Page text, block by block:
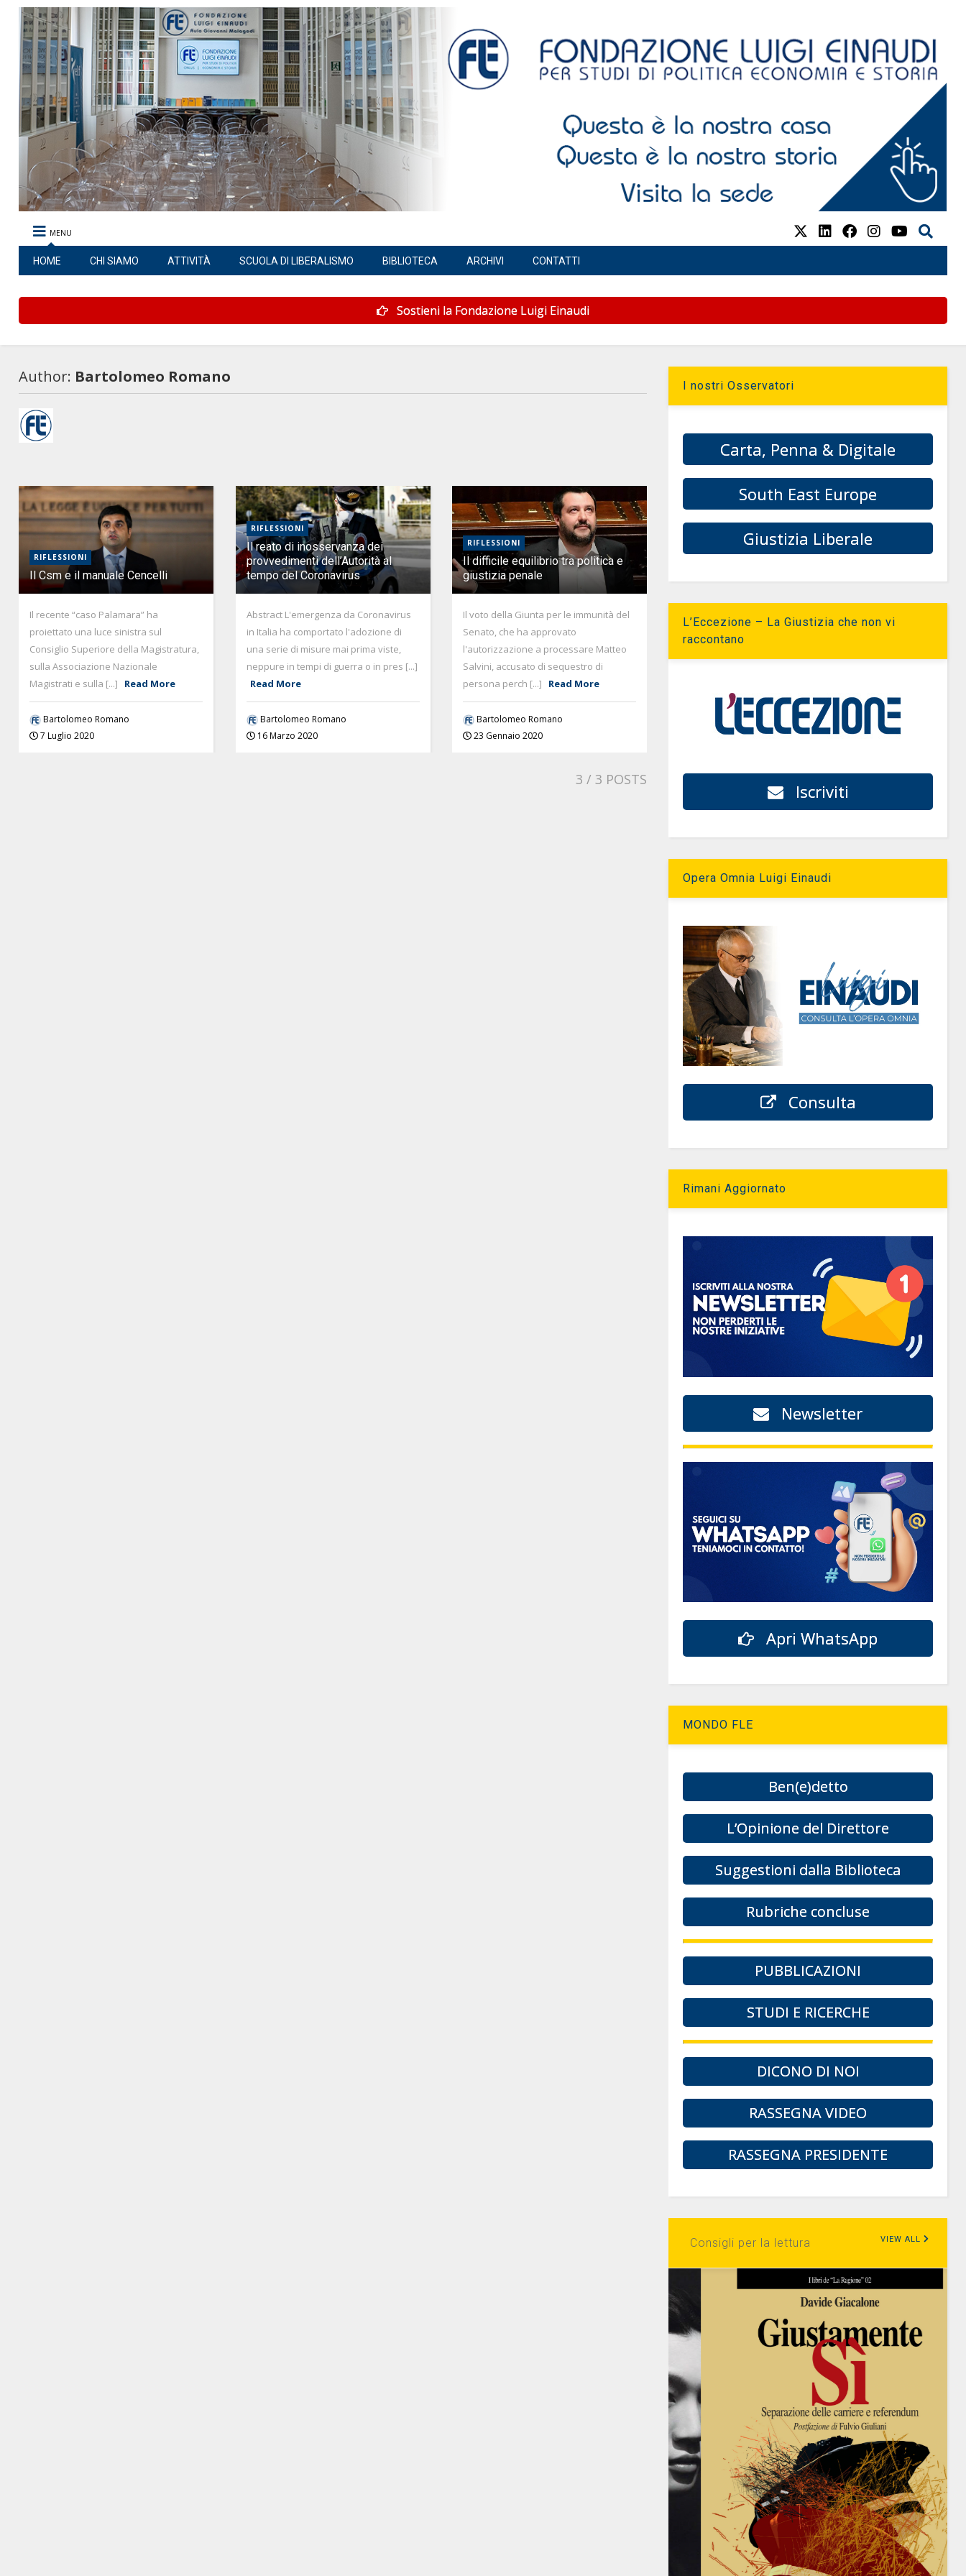
MENU
HOME CHI SIAMO ATTIVITÀ SCUOLA DI LIBERALISMO BIBLIOTECA ARCHIVI CONTATTI
Sostieni la Fondazione Luigi Einaudi
Author: Bartolomeo Romano
RIFLESSIONI
Il Csm e il manuale Cencelli
Il recente “caso Palamara” ha
proiettato una luce sinistra sul
Consiglio Superiore della Magistratura,
sulla Associazione Nazionale
Magistrati e sulla [...]
Read More
Bartolomeo Romano
7 Luglio 2020
RIFLESSIONI
Il reato di inosservanza dei
provvedimenti dell’Autorità al
tempo del Coronavirus
Abstract L'emergenza da Coronavirus
in Italia ha comportato l'adozione di
una serie di misure mai prima viste,
neppure in tempi di guerra o in pres [...]
Read More
Bartolomeo Romano
16 Marzo 2020
RIFLESSIONI
Il difficile equilibrio tra politica e
giustizia penale
Il voto della Giunta per le immunità del
Senato, che ha approvato
l'autorizzazione a processare Matteo
Salvini, accusato di sequestro di
persona perch [...]
Read More
Bartolomeo Romano
23 Gennaio 2020
3 / 3 POSTS
I nostri Osservatori
Carta, Penna & Digitale
South East Europe
Giustizia Liberale
L’Eccezione – La Giustizia che non vi
raccontano
Iscriviti
Opera Omnia Luigi Einaudi
Consulta
Rimani Aggiornato
Newsletter
Apri WhatsApp
MONDO FLE
Ben(e)detto
L’Opinione del Direttore
Suggestioni dalla Biblioteca
Rubriche concluse
PUBBLICAZIONI
STUDI E RICERCHE
DICONO DI NOI
RASSEGNA VIDEO
RASSEGNA PRESIDENTE
Consigli per la lettura VIEW ALL